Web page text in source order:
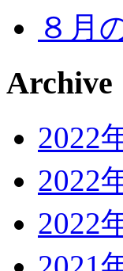
８月
Archive
2022
2022
2022